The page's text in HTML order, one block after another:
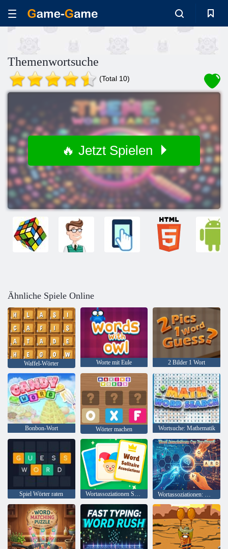
Themenwortsuche
(Total 10)
🔥 Jetzt Spielen
Ähnliche Spiele Online
Waffel-Wörter Worte mit Eule 2 Bilder 1 Wort
Bonbon-Wort Wörter machen Wortsuche: Mathematik
Spiel Wörter raten Wortassoziationen Solitaire Wortassoziationen: Können Sie es erraten?